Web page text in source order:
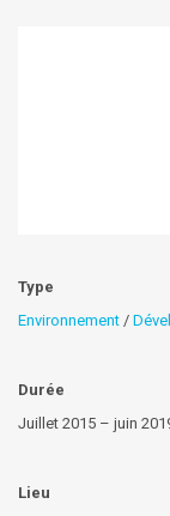
Type
Environnement /
Durée
Juillet 2015 – juin
Lieu